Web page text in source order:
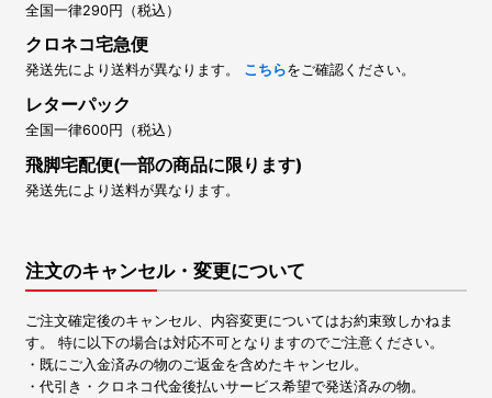
全国一律290円（税込）
クロネコ宅急便
発送先により送料が異なります。 こちらをご確認ください。
レターパック
全国一律600円（税込）
飛脚宅配便(一部の商品に限ります)
発送先により送料が異なります。
注文のキャンセル・変更について
ご注文確定後のキャンセル、内容変更についてはお約束致しかねま
す。 特に以下の場合は対応不可となりますのでご注意ください。
・既にご入金済みの物のご返金を含めたキャンセル。
・代引き・クロネコ代金後払いサービス希望で発送済みの物。